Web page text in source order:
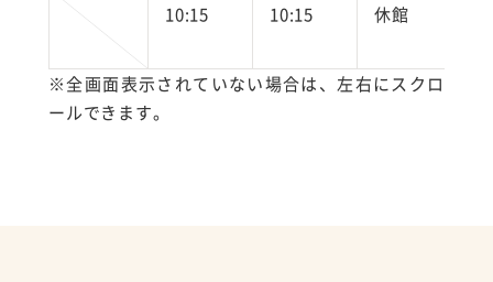
10:15 10:15 休館
※全画面表示されていない場合は、左右にスクロ
ールできます。